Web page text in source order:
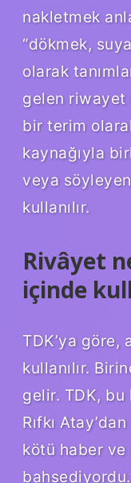
nakletmek
“dökmek,
olarak
gelen riwayet
bir terim
kaynağıyla
veya
kullanılır.
Rivâyet
içinde
TDK’ya göre,
kullanılır.
gelir. TDK, bu
Rıfkı
kötü haber